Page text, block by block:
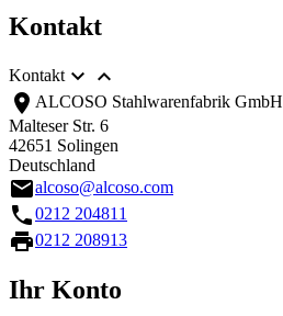
Kontakt
Kontakt 
location_on ALCOSO Stahlwarenfabrik GmbH
Malteser Str. 6
42651 Solingen
Deutschland
emailalcoso@alcoso.com
call0212 204811
print0212 208913
Ihr Konto